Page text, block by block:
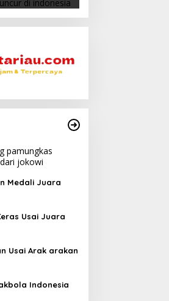
Medali Juara
Usai Juara
Usai Arak arakan
Indonesia